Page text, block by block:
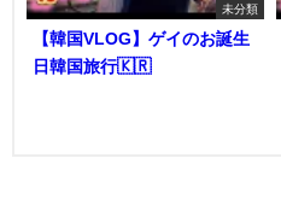
未分類
【韓国VLOG】ゲイのお誕生
日韓国旅行🇰🇷